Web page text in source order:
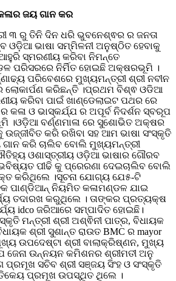
ଜୟ ଗାନ କର
୩ ରୁ ତିନି ଦିନ ଧରି ଭୁବନେଶ୍ଵର ର ଜନତା
ଓଡ଼ିଆ ଭାଷା ସମ୍ମିଳନୀ ଅନୁଷ୍ଠିତ ହେବାକୁ
ସ୍ମରଣୀୟ କରିବା ନିମନ୍ତେ
ପରିସରରେ ନିର୍ମିତ ହୋଇଛି ଅକ୍ଷରଭୂମି ।
ପରିବେଶରେ ମୁଖ୍ୟମନ୍ତ୍ରୀ ଶ୍ରୀ ନବୀନ
କରିଛନ୍ତି ।ପ୍ରଥମ ବିଶ୍ଵ ଓଡିଆ
କରିବା ପାଇଁ ଖାଣ୍ଡେଲାଇଟ ପଥର ରେ
କଳା ଓ ଭାସ୍କର୍ଯ୍ଯ ର ଅପୂର୍ବ ନିଦର୍ଶନ ସ୍ବରୂପ
।ଓଡ଼ିଆ ବର୍ଣ୍ଣମାଳା ରେ ସୁଶୋଭିତ ଅକ୍ଷର
ଉଜ୍ଜୀବିତ କରି ରଖିବା ସହ ଆମ ଭାଷା ସଂସ୍କୃତି
ଗାନ କରି ଚାଲିବ ବୋଲି ମୁଖ୍ୟମନ୍ତ୍ରୀ
ଓଶାସ୍ତ୍ରୀୟ ଓଡ଼ିଆ ଭାଷାର ଗୌରବ
ପୀଢି କୁ ପ୍ରେରଣା ଦେଇଚାଲିବ ବୋଲି
କରିଥିଲେ ।ସୂଚନା ଯୋଗ୍ୟ ଯେ୫-ଟି
ପାଣ୍ଡିଆନ୍ ନିୟମିତ କଳାମଣ୍ଡଳ ଯାଇ
ତଦାରଖ କରୁଥିଲେ । ତାଙ୍କର ପ୍ରତ୍ୟକ୍ଷ
idco ଜରିଆରେ ସମ୍ପାଦିତ ହୋଇଛି।
ମନ୍ତ୍ରୀ ଶ୍ରୀ ଅଶ୍ଵିନୀ ପାତ୍ର, ବିଧାୟକ
ଶ୍ରୀ ସୁଶାନ୍ତ ରାଉତ BMC ର mayor
ଉପଦେଷ୍ଟା ଶ୍ରୀ ବାଲାକ୍ରିଷ୍ଣନ, ମୁଖ୍ୟ
ଜେନା ଉନ୍ନୟନ କମିଶନର ଶ୍ରୀମତୀ ଅନୁ
ପ୍ରମୂଖ ସଚିବ ଶ୍ରୀ ସଞ୍ଜୟ ସିଂହ ଓ ସଂସ୍କୃତି
ପ୍ରମୂଖ ଉପସ୍ଥିତ ଥିଲେ ।